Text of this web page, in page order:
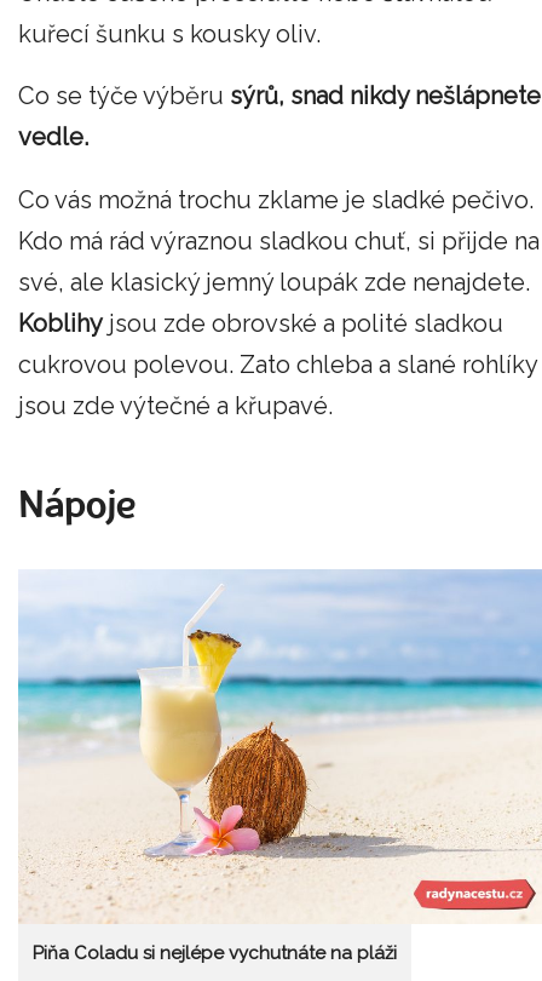
kuřecí šunku s kousky oliv.
Co se týče výběru sýrů, snad nikdy nešlápnete
vedle.
Co vás možná trochu zklame je sladké pečivo.
Kdo má rád výraznou sladkou chuť, si přijde na
své, ale klasický jemný loupák zde nenajdete.
Koblihyjsou zde obrovské a polité sladkou
cukrovou polevou. Zato chleba a slané rohlíky
jsou zde výtečné a křupavé.
Nápoje
Piňa Coladu si nejlépe vychutnáte na pláži